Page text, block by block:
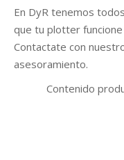
En DyR tenemos
que tu plotter
Contactate con
asesoramiento.
Contenido